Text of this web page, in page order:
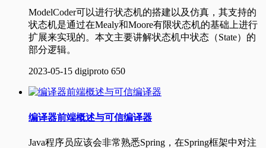
ModelCoder可以进行状态机的搭建以及仿真，其支持的
状态机是通过在Mealy和Moore有限状态机的基础上进行
扩展来实现的。本文主要讲解状态机中状态（State）的
部分逻辑。
2023-05-15 digiproto 650
编译器前端概述与可信编译器
Java程序员应该会非常熟悉Spring，在Spring框架中对注